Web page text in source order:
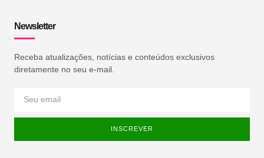
Newsletter
Receba atualizações, notícias e conteúdos exclusivos
diretamente no seu e-mail.
INSCREVER